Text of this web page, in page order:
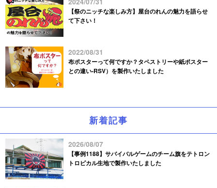
【祭のニッチな楽しみ方】屋台のれんの魅力を語らせ
て下さい！
2022/08/31
布ポスターって何ですか？タペストリーや紙ポスター
との違い-RSV）を製作いたしました
新着記事
2026/08/07
【事例1188】サバイバルゲームのチーム旗をテトロン
トロピカル生地で製作いたしました